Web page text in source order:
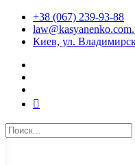
+38 (067) 239-93-88
Киев, ул.